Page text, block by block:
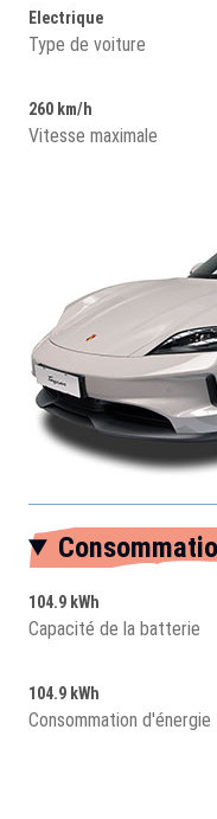
Electrique
Type de voiture
260 km/h
Vitesse maximale
104.9 kWh
Capacité de la batterie
104.9 kWh
Consommation d'énergie